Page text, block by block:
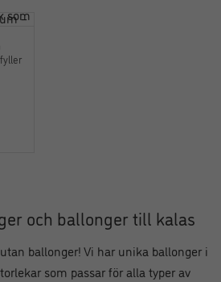
och ballonger till kalas
ballonger! Vi har unika ballonger i
som passar för alla typer av